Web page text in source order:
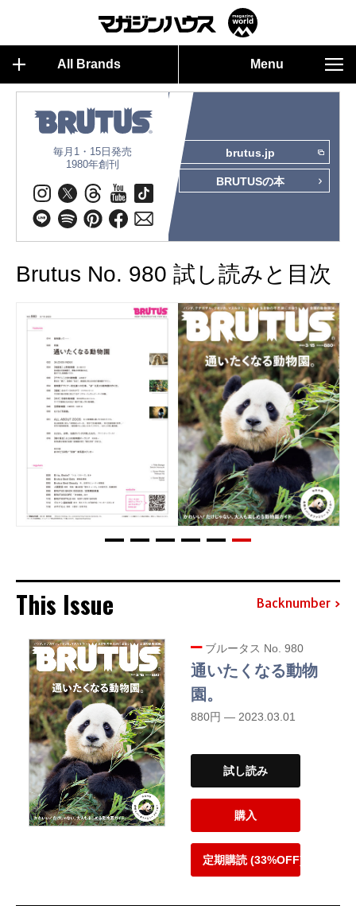
All Brands Menu
毎月1・15日発売
1980年創刊
brutus.jp
BRUTUSの本
Brutus No. 980 試し読みと目次
This Issue Backnumber
ブルータス No. 980
通いたくなる動物
園。
880円 — 2023.03.01
試し読み
購入
定期購読 (33%OFF)